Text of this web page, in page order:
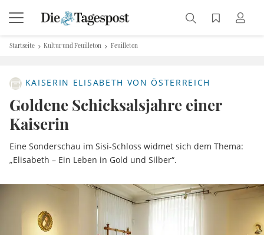
Startseite Kultur und Feuilleton Feuilleton
KAISERIN ELISABETH VON ÖSTERREICH
Goldene Schicksalsjahre einer
Kaiserin
Eine Sonderschau im Sisi-Schloss widmet sich dem Thema:
„Elisabeth – Ein Leben in Gold und Silber“.